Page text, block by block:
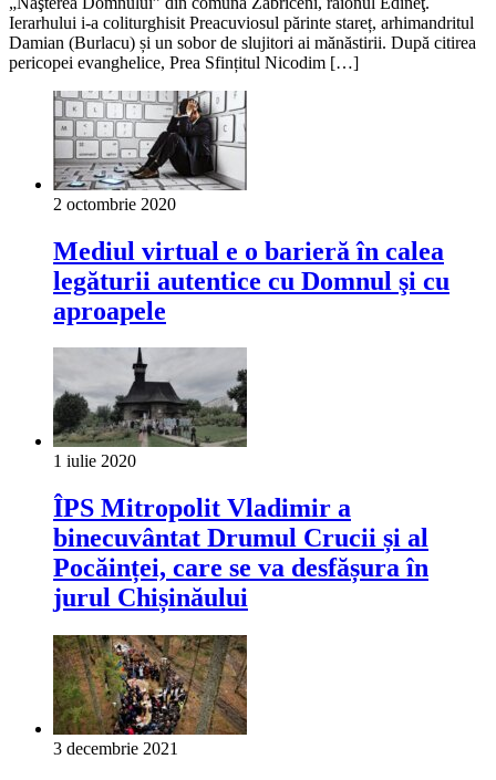
Ierarhului i-a coliturghisit Preacuviosul părinte stareț, arhimandritul
Damian (Burlacu) și un sobor de slujitori ai mănăstirii. După citirea
pericopei evanghelice, Prea Sfințitul Nicodim […]
2 octombrie 2020
Mediul virtual e o barieră în calea
legăturii autentice cu Domnul şi cu
aproapele
1 iulie 2020
ÎPS Mitropolit Vladimir a
binecuvântat Drumul Crucii și al
Pocăinței, care se va desfășura în
jurul Chișinăului
3 decembrie 2021